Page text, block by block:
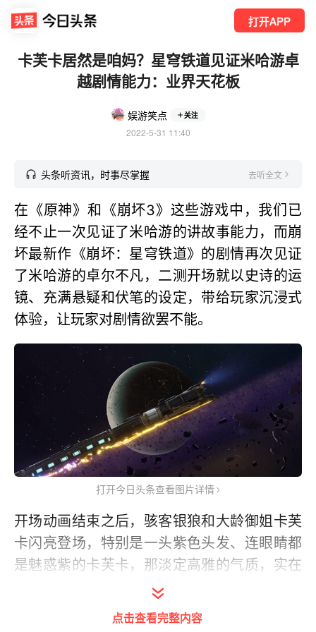
打开APP
卡芙卡居然是咱妈？星穹铁道见证米哈游卓
越剧情能力：业界天花板
娱游笑点 关注
2022-5-31 11:40
头条听资讯，时事尽掌握 去听全文
在《原神》和《崩坏3》这些游戏中，我们已
经不止一次见证了米哈游的讲故事能力，而崩
坏最新作《崩坏：星穹铁道》的剧情再次见证
了米哈游的卓尔不凡，二测开场就以史诗的运
镜、充满悬疑和伏笔的设定，带给玩家沉浸式
体验，让玩家对剧情欲罢不能。
打开今日头条查看图片详情
开场动画结束之后，骇客银狼和大龄御姐卡芙
卡闪亮登场，特别是一头紫色头发、连眼睛都
是魅惑紫的卡芙卡，那淡定高雅的气质，实在
让人心动。不过，还是赶紧打住！因为从目前
的剧情来看，卡芙卡很可能是咱亲妈，所以千
点击查看完整内容